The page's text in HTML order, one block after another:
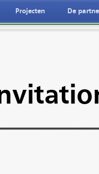
Projecten De